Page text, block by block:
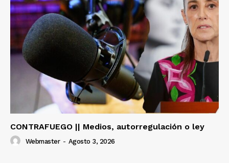
CONTRAFUEGO || Medios, autorregulación o ley
Webmaster - Agosto 3, 2026